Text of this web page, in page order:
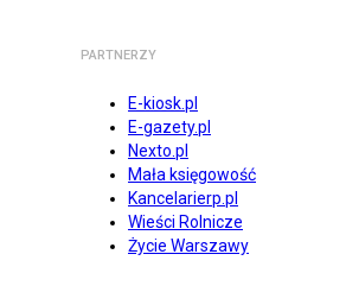
PARTNERZY
E-kiosk.pl
E-gazety.pl
Nexto.pl
Mała księgowość
Kancelarierp.pl
Wieści Rolnicze
Życie Warszawy